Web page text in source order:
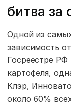
битва за
Одной из
зависимость
Госреестре РФ
картофеля,
Клэр,
около 60%